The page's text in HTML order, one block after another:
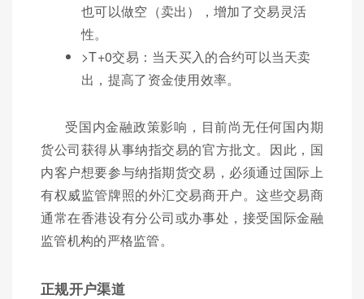
也可以做空（卖出），增加了交易灵活
性。
>T+0交易：当天买入的合约可以当天卖
出，提高了资金使用效率。
受国内金融政策影响，目前尚无任何国内期
货公司获得从事纳指交易的官方批文。因此，国
内客户想要参与纳指期货交易，必须通过国际上
有权威监管牌照的外汇交易商开户。这些交易商
通常在香港设有分公司或办事处，接受国际金融
监管机构的严格监管。
正规开户渠道